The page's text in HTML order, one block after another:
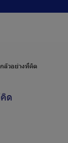
ลัวอย่างที่คิด
ด